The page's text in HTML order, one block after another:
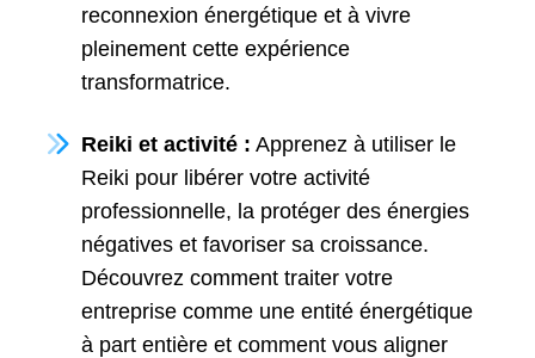
reconnexion énergétique et à vivre
pleinement cette expérience
transformatrice.
Reiki et activité : Apprenez à utiliser le
Reiki pour libérer votre activité
professionnelle, la protéger des énergies
négatives et favoriser sa croissance.
Découvrez comment traiter votre
entreprise comme une entité énergétique
à part entière et comment vous aligner